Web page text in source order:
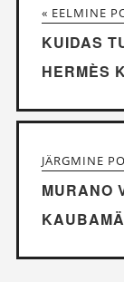
« EELMINE
KUIDAS
HERMÈS
JÄRGMINE
MURANO